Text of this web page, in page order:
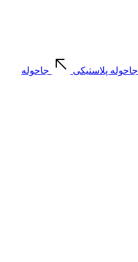
جاحوله پلاستیکی جاحوله